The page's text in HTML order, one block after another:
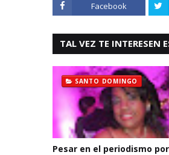
Facebook
TAL VEZ TE INTERESEN
SANTO DOMINGO
Pesar en el periodismo por